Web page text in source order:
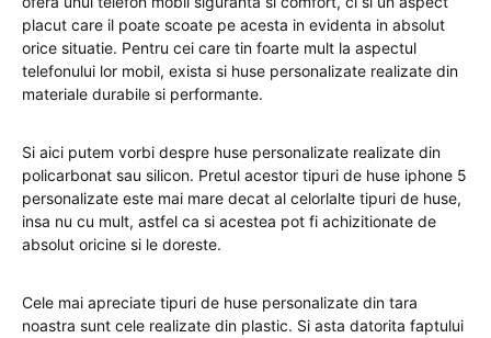
placut care il poate scoate pe acesta in evidenta in absolut
orice situatie. Pentru cei care tin foarte mult la aspectul
telefonului lor mobil, exista si huse personalizate realizate din
materiale durabile si performante.
Si aici putem vorbi despre huse personalizate realizate din
policarbonat sau silicon. Pretul acestor tipuri de huse iphone 5
personalizate este mai mare decat al celorlalte tipuri de huse,
insa nu cu mult, astfel ca si acestea pot fi achizitionate de
absolut oricine si le doreste.
Cele mai apreciate tipuri de huse personalizate din tara
noastra sunt cele realizate din plastic. Si asta datorita faptului